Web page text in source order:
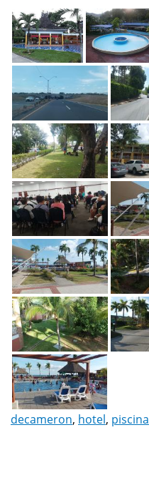
decameron, hotel, piscina